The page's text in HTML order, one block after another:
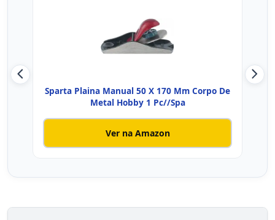
Sparta Plaina Manual 50 X 170 Mm Corpo De
Metal Hobby 1 Pc//Spa
Ver na Amazon